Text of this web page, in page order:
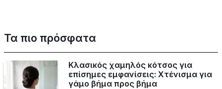
Τα πιο πρόσφατα
Κλασικός χαμηλός κότσος για
επίσημες εμφανίσεις: Χτένισμα για
γάμο βήμα προς βήμα